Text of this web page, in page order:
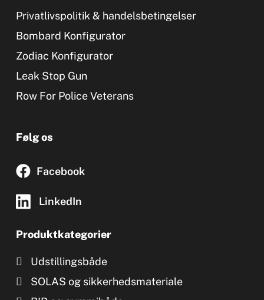
Privatlivspolitik & handelsbetingelser
Bombard Konfigurator
Zodiac Konfigurator
Leak Stop Gun
Row For Police Veterans
Følg os
Facebook
LinkedIn
Produktkategorier
Udstillingsbåde
SOLAS og sikkerhedsmateriale